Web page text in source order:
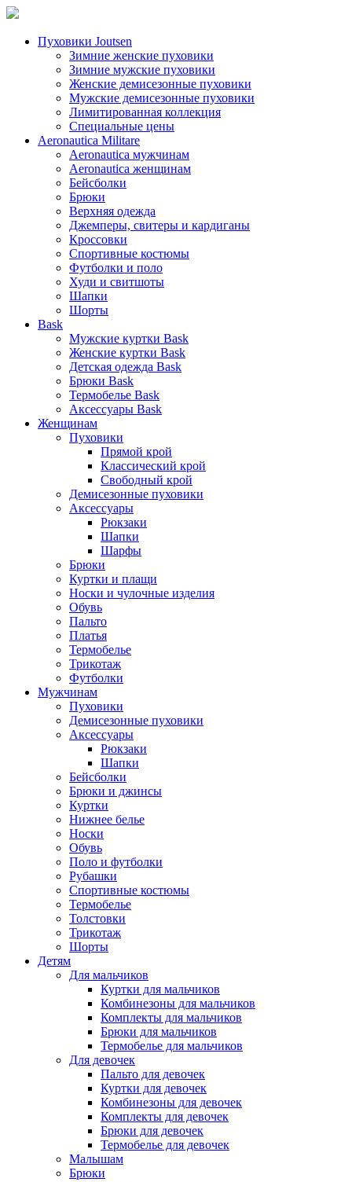
Пуховики Joutsen
Зимние женские пуховики
Зимние мужские пуховики
Женские демисезонные пуховики
Мужские демисезонные пуховики
Лимитированная коллекция
Специальные цены
Aeronautica Militare
Aeronautica мужчинам
Aeronautica женщинам
Бейсболки
Брюки
Верхняя одежда
Джемперы, свитеры и кардиганы
Кроссовки
Спортивные костюмы
Футболки и поло
Худи и свитшоты
Шапки
Шорты
Bask
Мужские куртки Bask
Женские куртки Bask
Детская одежда Bask
Брюки Bask
Термобелье Bask
Аксессуары Bask
Женщинам
Пуховики
Прямой крой
Классический крой
Свободный крой
Демисезонные пуховики
Аксессуары
Рюкзаки
Шапки
Шарфы
Брюки
Куртки и плащи
Носки и чулочные изделия
Обувь
Пальто
Платья
Термобелье
Трикотаж
Футболки
Мужчинам
Пуховики
Демисезонные пуховики
Аксессуары
Рюкзаки
Шапки
Бейсболки
Брюки и джинсы
Куртки
Нижнее белье
Носки
Обувь
Поло и футболки
Рубашки
Спортивные костюмы
Термобелье
Толстовки
Трикотаж
Шорты
Детям
Для мальчиков
Куртки для мальчиков
Комбинезоны для мальчиков
Комплекты для мальчиков
Брюки для мальчиков
Термобелье для мальчиков
Для девочек
Пальто для девочек
Куртки для девочек
Комбинезоны для девочек
Комплекты для девочек
Брюки для девочек
Термобелье для девочек
Малышам
Брюки